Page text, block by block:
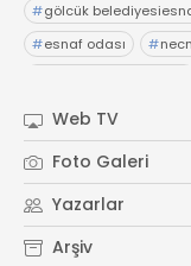
#gölcük
#esnaf odası #
Web TV
Foto Galeri
Yazarlar
Arşiv